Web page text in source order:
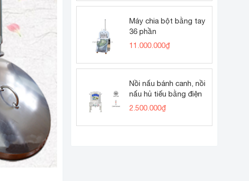
5 sao
Máy chia bột bằng tay
36 phần
11.000.000₫
Nồi nấu bánh canh, nồi
nấu hủ tiếu bằng điện
2.500.000₫